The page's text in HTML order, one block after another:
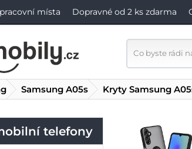
místa Dopravné od 2 ks zdarma
telefony
Samsung A05s Kryty Samsung